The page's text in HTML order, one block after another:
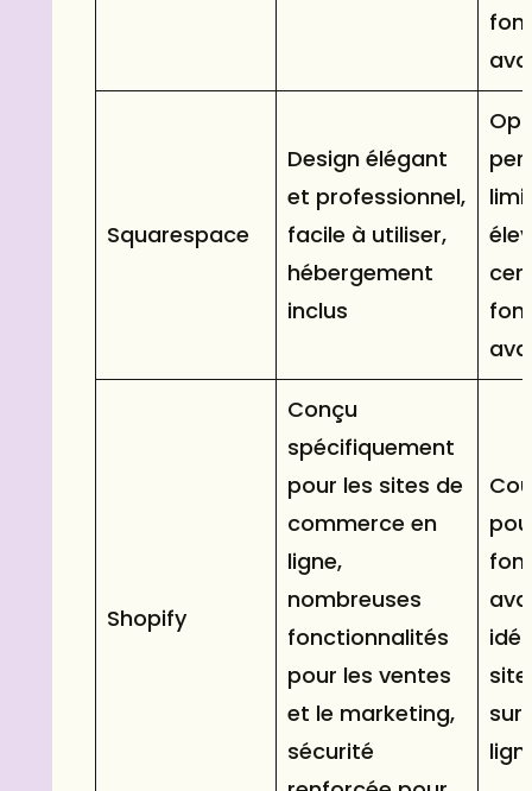
Squarespace
Design élégant
et professionnel,
facile à utiliser,
hébergement
inclus
Shopify
Conçu
spécifiquement
pour les sites de
commerce en
ligne,
nombreuses
fonctionnalités
pour les ventes
et le marketing,
sécurité
sur